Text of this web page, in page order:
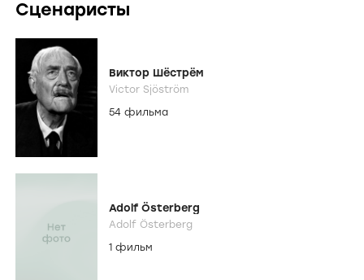
Сценаристы
Виктор Шёстрём
Victor Sjöström
54 фильма
Adolf Österberg
Adolf Österberg
1 фильм